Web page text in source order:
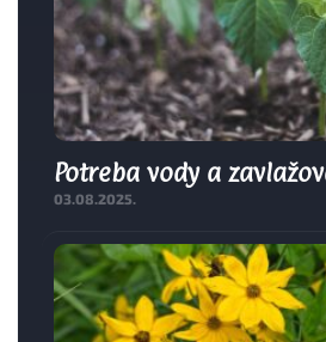
Potreba vody a
03.08.2025.